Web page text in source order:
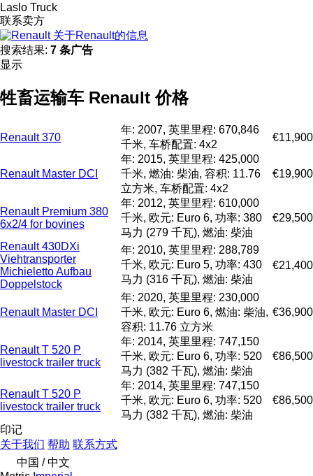
Laslo Truck
联系卖方
关于Renault的信息
搜索结果: 7 条广告
显示
牲畜运输车 Renault 价格
Renault 370
年: 2007, 英里里程: 670,846
千米, 车桥配置: 4x2
€11,900
Renault Master DCI
年: 2015, 英里里程: 425,000
千米, 燃油: 柴油, 容积: 11.76
立方米, 车桥配置: 4x2
€19,900
Renault Premium 380
6x2/4 for bovines
年: 2012, 英里里程: 610,000
千米, 欧元: Euro 6, 功率: 380
马力 (279 千瓦), 燃油: 柴油
€29,500
Renault 430DXi
Viehtransporter
Michieletto Aufbau
Doppelstock
年: 2010, 英里里程: 288,789
千米, 欧元: Euro 5, 功率: 430
马力 (316 千瓦), 燃油: 柴油
€21,400
Renault Master DCI
年: 2020, 英里里程: 230,000
千米, 欧元: Euro 6, 燃油: 柴油,
容积: 11.76 立方米
€36,900
Renault T 520 P
livestock trailer truck
年: 2014, 英里里程: 747,150
千米, 欧元: Euro 6, 功率: 520
马力 (382 千瓦), 燃油: 柴油
€86,500
Renault T 520 P
livestock trailer truck
年: 2014, 英里里程: 747,150
千米, 欧元: Euro 6, 功率: 520
马力 (382 千瓦), 燃油: 柴油
€86,500
印记
关于我们 帮助 联系方式
中国 / 中文